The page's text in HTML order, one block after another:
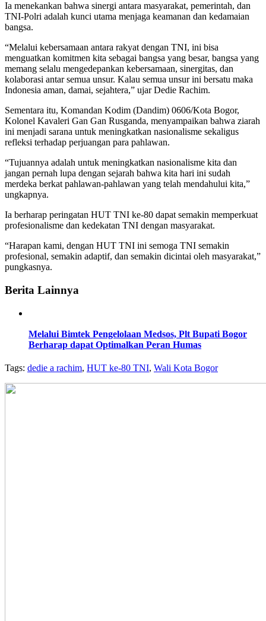
Ia menekankan bahwa sinergi antara masyarakat, pemerintah, dan
TNI-Polri adalah kunci utama menjaga keamanan dan kedamaian
bangsa.
“Melalui kebersamaan antara rakyat dengan TNI, ini bisa
menguatkan komitmen kita sebagai bangsa yang besar, bangsa yang
memang selalu mengedepankan kebersamaan, sinergitas, dan
kolaborasi antar semua unsur. Kalau semua unsur ini bersatu maka
Indonesia aman, damai, sejahtera,” ujar Dedie Rachim.
Sementara itu, Komandan Kodim (Dandim) 0606/Kota Bogor,
Kolonel Kavaleri Gan Gan Rusganda, menyampaikan bahwa ziarah
ini menjadi sarana untuk meningkatkan nasionalisme sekaligus
refleksi terhadap perjuangan para pahlawan.
“Tujuannya adalah untuk meningkatkan nasionalisme kita dan
jangan pernah lupa dengan sejarah bahwa kita hari ini sudah
merdeka berkat pahlawan-pahlawan yang telah mendahului kita,”
ungkapnya.
Ia berharap peringatan HUT TNI ke-80 dapat semakin memperkuat
profesionalisme dan kedekatan TNI dengan masyarakat.
“Harapan kami, dengan HUT TNI ini semoga TNI semakin
profesional, semakin adaptif, dan semakin dicintai oleh masyarakat,”
pungkasnya.
Berita Lainnya
Melalui Bimtek Pengelolaan Medsos, Plt Bupati Bogor
Berharap dapat Optimalkan Peran Humas
Tags: dedie a rachim, HUT ke-80 TNI, Wali Kota Bogor